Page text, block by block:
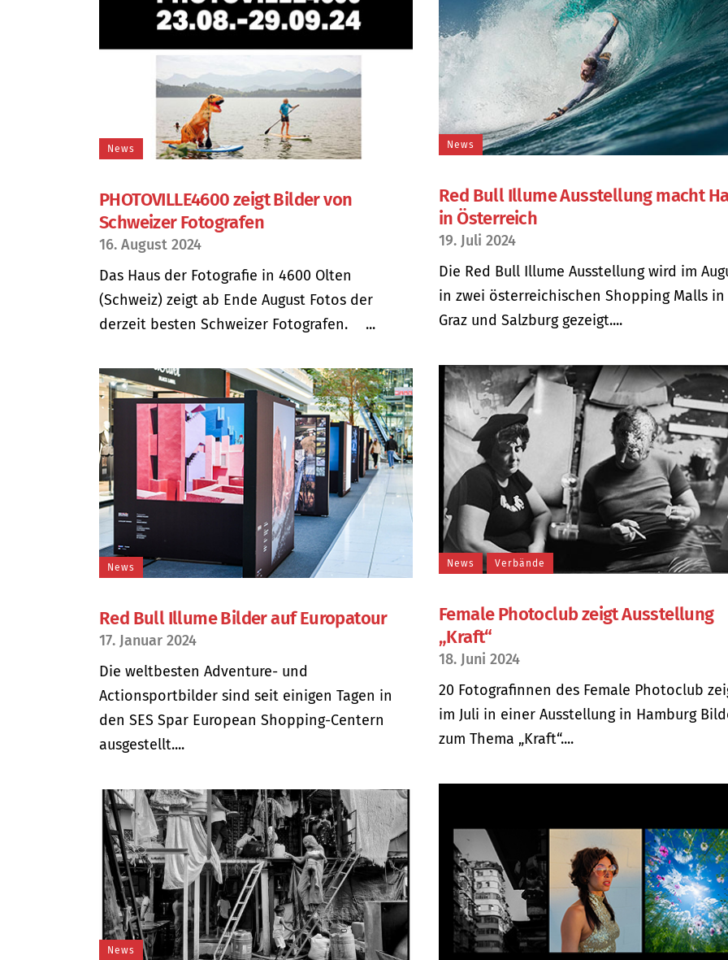
News
PHOTOVILLE4600 zeigt Bilder von
Schweizer Fotografen
16. August 2024
Das Haus der Fotografie in 4600 Olten
(Schweiz) zeigt ab Ende August Fotos der
derzeit besten Schweizer Fotografen. ...
News
Red Bull Illume Ausstellung macht
in Österreich
19. Juli 2024
Die Red Bull Illume Ausstellung wird im
in zwei österreichischen Shopping Malls in
Graz und Salzburg gezeigt....
News Verbände
Female Photoclub zeigt Ausstellung
„Kraft“
18. Juni 2024
20 Fotografinnen des Female Photoclub
im Juli in einer Ausstellung in Hamburg
zum Thema „Kraft“....
News
Red Bull Illume Bilder auf Europatour
17. Januar 2024
Die weltbesten Adventure- und
Actionsportbilder sind seit einigen Tagen in
den SES Spar European Shopping-Centern
ausgestellt....
News